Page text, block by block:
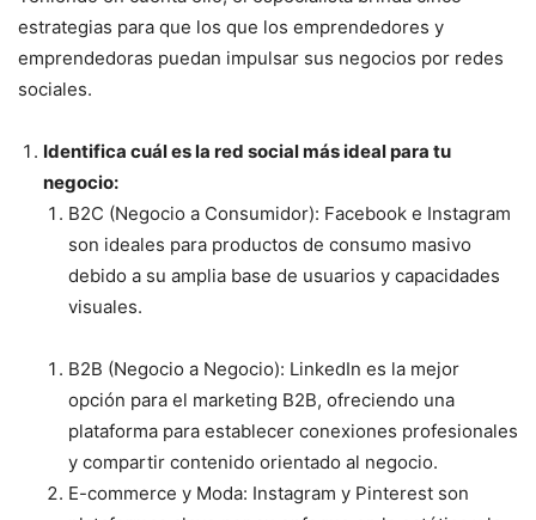
estrategias para que los que los emprendedores y
emprendedoras puedan impulsar sus negocios por redes
sociales.
Identifica cuál es la red social más ideal para tu
negocio:
B2C (Negocio a Consumidor): Facebook e Instagram
son ideales para productos de consumo masivo
debido a su amplia base de usuarios y capacidades
visuales.
B2B (Negocio a Negocio): LinkedIn es la mejor
opción para el marketing B2B, ofreciendo una
plataforma para establecer conexiones profesionales
y compartir contenido orientado al negocio.
E-commerce y Moda: Instagram y Pinterest son